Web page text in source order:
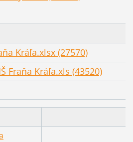
Kráľa.xlsx (27570)
Fraňa Kráľa.xls (43520)